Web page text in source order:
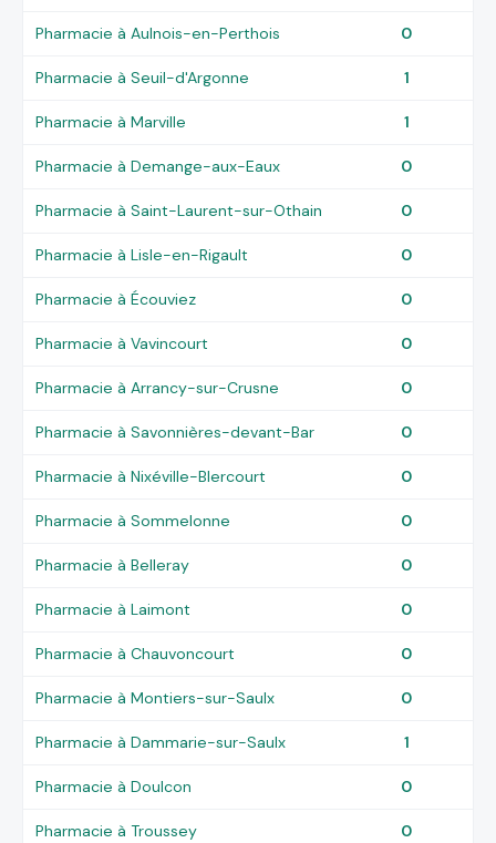
Pharmacie à Aulnois-en-Perthois 0
Pharmacie à Seuil-d'Argonne 1
Pharmacie à Marville 1
Pharmacie à Demange-aux-Eaux 0
Pharmacie à Saint-Laurent-sur-Othain 0
Pharmacie à Lisle-en-Rigault 0
Pharmacie à Écouviez 0
Pharmacie à Vavincourt 0
Pharmacie à Arrancy-sur-Crusne 0
Pharmacie à Savonnières-devant-Bar 0
Pharmacie à Nixéville-Blercourt 0
Pharmacie à Sommelonne 0
Pharmacie à Belleray 0
Pharmacie à Laimont 0
Pharmacie à Chauvoncourt 0
Pharmacie à Montiers-sur-Saulx 0
Pharmacie à Dammarie-sur-Saulx 1
Pharmacie à Doulcon 0
Pharmacie à Troussey 0